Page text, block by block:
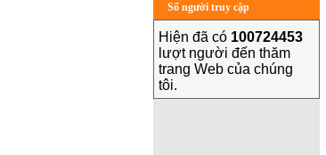
Số người truy cập
Hiện đã có 100724453
lượt người đến thăm
trang Web của chúng
tôi.